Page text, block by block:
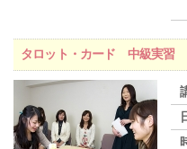
タロット・カード 中級実習